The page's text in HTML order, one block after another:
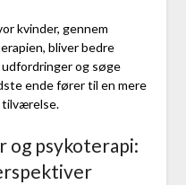
kvinder, gennem
bliver bedre
og søge
ende fører til en mere
og psykoterapi: